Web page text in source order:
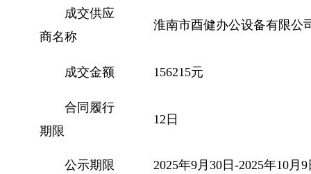
成交供应
商名称
淮南市酉健办公设备有限公
成交金额 156215元
合同履行
期限
12日
公示期限 2025年9月30日-2025年10月9